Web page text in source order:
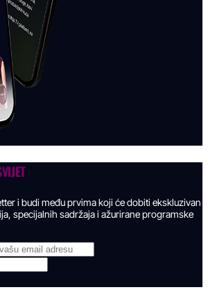
i budi među prvima koji će dobiti ekskluzivan
specijalnih sadržaja i ažurirane programske